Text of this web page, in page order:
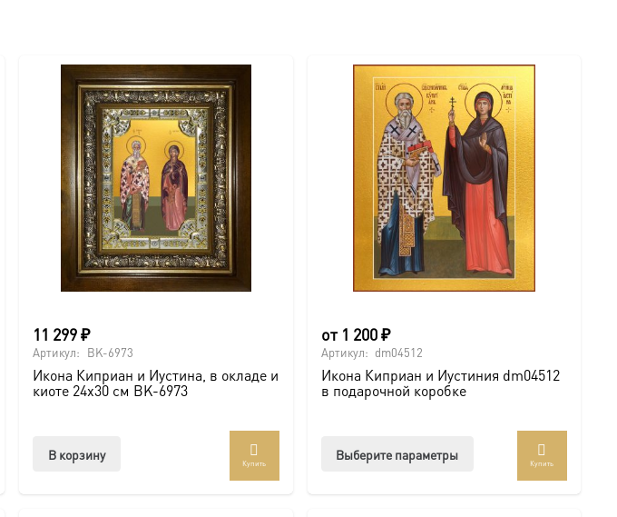
11 299₽
Артикул: BK-6973
Икона Киприан и Иустина, в окладе и
киоте 24х30 см BK-6973
В корзину
Купить
от 1 200₽
Артикул: dm04512
Икона Киприан и Иустиния dm04512
в подарочной коробке
Выберите параметры
Купить